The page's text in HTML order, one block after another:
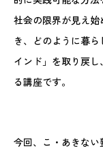
社会の限界が見え
き、どのように暮
インド」を取り戻
る講座です。
今回、こ・あきな